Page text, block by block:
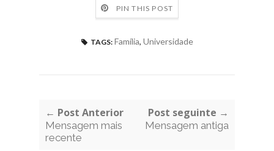
PIN THIS POST
TAGS: Família, Universidade
← Post Anterior
Mensagem mais
recente
Post seguinte →
Mensagem antiga